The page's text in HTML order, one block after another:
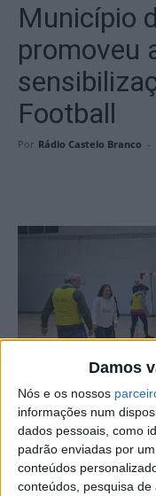
Damos
Nós e os nossos
informações num
dados pessoais, como
padrão enviadas por
conteúdos
conteúdos, pesquisa
Município
promoveu
Football
Por Rádio Castelo Branco -
O Município de
sensibilização e
Football, uma